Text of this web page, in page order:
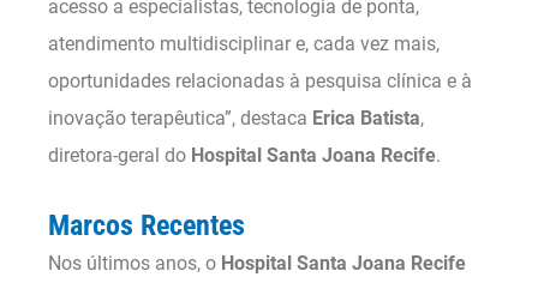
acesso a especialistas, tecnologia de ponta,
atendimento multidisciplinar e, cada vez mais,
oportunidades relacionadas à pesquisa clínica e à
inovação terapêutica”, destaca Erica Batista,
diretora-geral do Hospital Santa Joana Recife.
Marcos Recentes
Nos últimos anos, o Hospital Santa Joana Recife